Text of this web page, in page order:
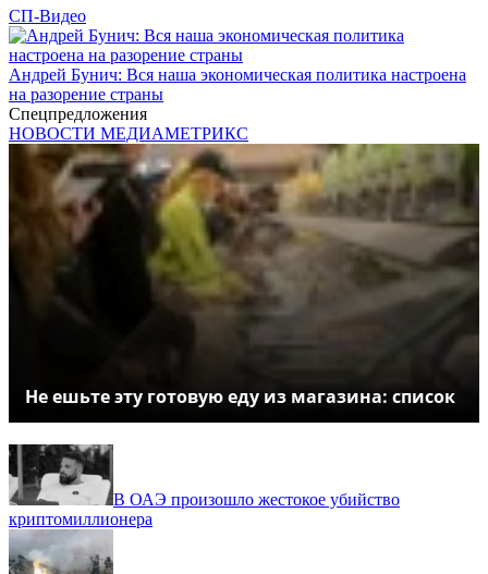
СП-Видео
Андрей Бунич: Вся наша экономическая политика настроена
на разорение страны
Спецпредложения
НОВОСТИ МЕДИАМЕТРИКС
Не ешьте эту готовую еду из магазина: список
В ОАЭ произошло жестокое убийство
криптомиллионера